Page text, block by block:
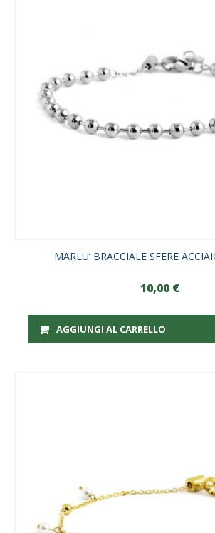
MARLU’ BRACCIALE SFERE
10,00 €
AGGIUNGI AL CARRELLO